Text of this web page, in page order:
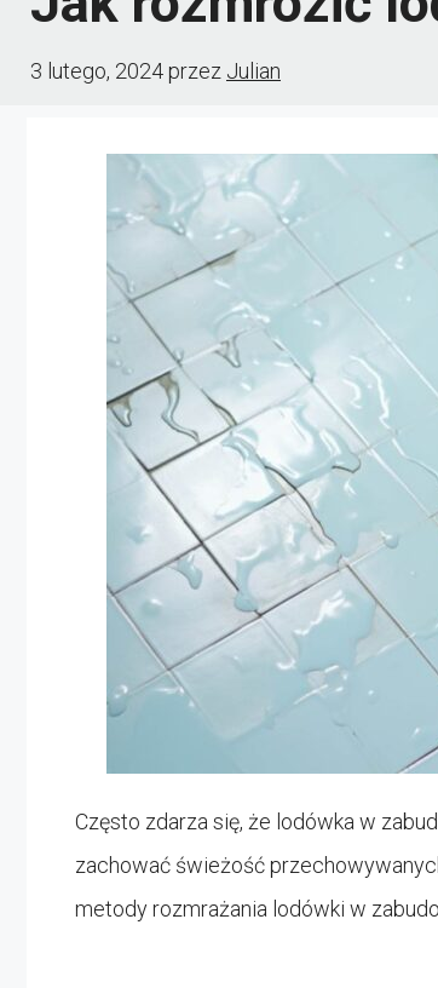
3 lutego, 2024przez Julian
Często zdarza się, że lodówka w
zachować świeżość
metody rozmrażania lodówki w